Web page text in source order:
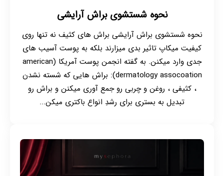
نحوه شستشوی براش آرایشی
نحوه شستشوی براش آرایشی براش های کثیف نه تنها روی
کیفیت میکاپ تاثیر بدی میزارند بلکه به پوست آسیب های
جدی وارد میکنن. به گفته انجمن پوست آمریکا (american
dermatology assocoation): براش هایی که شسته نشدن
، کثیفی ، روغن و چربی رو جمع آوری میکنن و براش رو
تبدیل به بستری برای رشدِ انواع باکتری میکن...